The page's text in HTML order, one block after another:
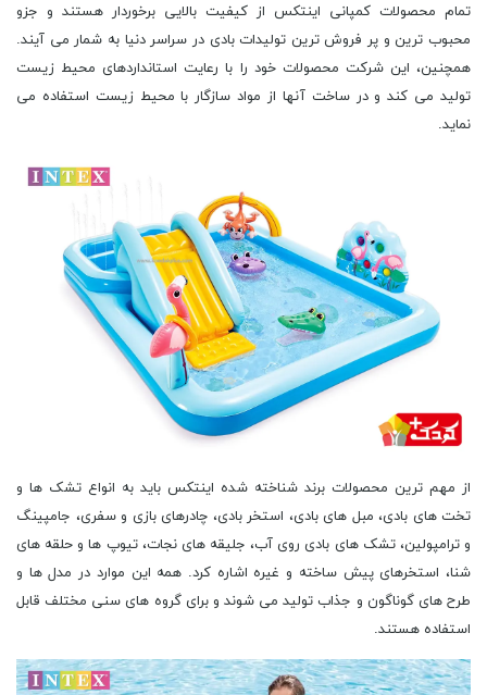
تمام محصولات کمپانی اینتکس از کیفیت بالایی برخوردار هستند و جزو
محبوب ترین و پر فروش ترین تولیدات بادی در سراسر دنیا به شمار می آیند.
همچنین، این شرکت محصولات خود را با رعایت استانداردهای محیط زیست
تولید می کند و در ساخت آنها از مواد سازگار با محیط زیست استفاده می
نماید.
از مهم ترین محصولات برند شناخته شده اینتکس باید به انواع تشک ها و
تخت های بادی، مبل های بادی، استخر بادی، چادرهای بازی و سفری، جامپینگ
و ترامپولین، تشک های بادی روی آب، جلیقه های نجات، تیوپ ها و حلقه های
شنا، استخرهای پیش ساخته و غیره اشاره کرد. همه این موارد در مدل ها و
طرح های گوناگون و جذاب تولید می شوند و برای گروه های سنی مختلف قابل
استفاده هستند.